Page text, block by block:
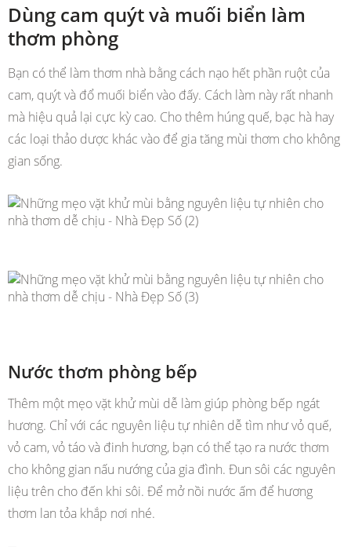
Dùng cam quýt và muối biển làm
thơm phòng
Bạn có thể làm thơm nhà bằng cách nạo hết phần ruột của
cam, quýt và đổ muối biển vào đấy. Cách làm này rất nhanh
mà hiệu quả lại cực kỳ cao. Cho thêm húng quế, bạc hà hay
các loại thảo dược khác vào để gia tăng mùi thơm cho không
gian sống.
Nước thơm phòng bếp
Thêm một mẹo vặt khử mùi dễ làm giúp phòng bếp ngát
hương. Chỉ với các nguyên liệu tự nhiên dễ tìm như vỏ quế,
vỏ cam, vỏ táo và đinh hương, bạn có thể tạo ra nước thơm
cho không gian nấu nướng của gia đình. Đun sôi các nguyên
liệu trên cho đến khi sôi. Để mở nồi nước ấm để hương
thơm lan tỏa khắp nơi nhé.